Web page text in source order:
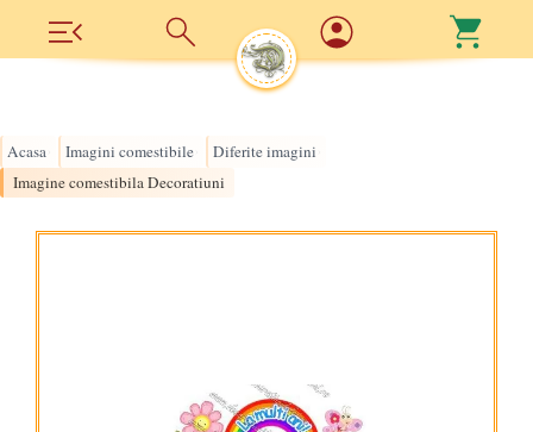
Acasa Imagini comestibile Diferite imagini
Imagine comestibila Decoratiuni